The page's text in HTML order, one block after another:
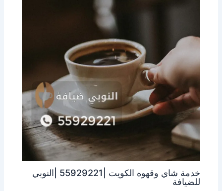
خدمة شاي وقهوه الكويت |55929221 |النوبي
للضيافة